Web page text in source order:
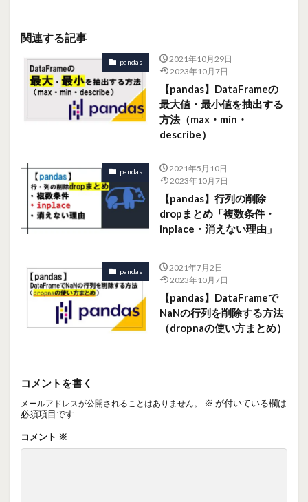
関連する記事
pandas
2021年10月29日
2023年10月7日
【pandas】DataFrameの
最大値・最小値を抽出する
方法（max・min・
describe）
pandas
2021年5月10日
2023年10月7日
【pandas】行列の削除
dropまとめ「複数条件・
inplace・消えない理由」
pandas
2021年7月2日
2023年10月7日
【pandas】DataFrameで
NaNの行列を削除する方法
（dropnaの使い方まとめ）
コメントを書く
メールアドレスが公開されることはありません。 ※ が付いている欄は
必須項目です
コメント ※